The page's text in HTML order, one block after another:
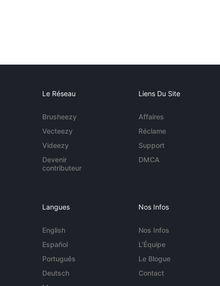
Le Réseau
Brusheezy
Vecteezy
Videezy
Devenir
contributeur
Liens Du Site
Affaires
Réclame
Support
DMCA
Langues
English
Español
Português
Deutsch
Nos Infos
Nos Infos
L'Équipe
Le Blogue
Contact